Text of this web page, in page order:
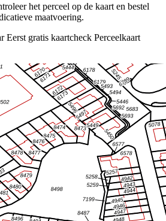
het perceel op de kaart en bestel
maatvoering.
Eerst gratis kaartcheck Perceelkaart